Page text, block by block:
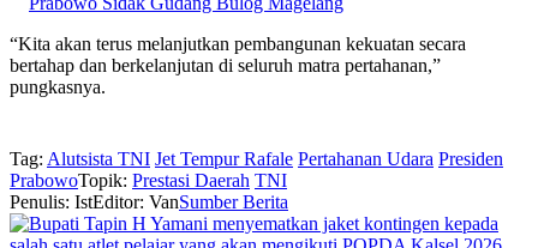
“Kita akan terus melanjutkan pembangunan kekuatan secara
bertahap dan berkelanjutan di seluruh matra pertahanan,”
pungkasnya.
Tag: Alutsista TNI Jet Tempur Rafale Pertahanan Udara Presiden
PrabowoTopik: Prestasi Daerah TNI
Penulis: IstEditor: VanSumber Berita